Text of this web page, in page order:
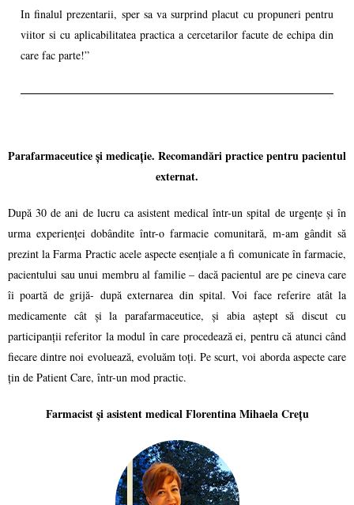
In finalul prezentarii, sper sa va surprind placut cu propuneri pentru
viitor si cu aplicabilitatea practica a cercetarilor facute de echipa din
care fac parte!”
Parafarmaceutice și medicație. Recomandări practice pentru pacientul
externat.
După 30 de ani de lucru ca asistent medical într-un spital de urgențe și în
urma experienței dobândite într-o farmacie comunitară, m-am gândit să
prezint la Farma Practic acele aspecte esențiale a fi comunicate în farmacie,
pacientului sau unui membru al familie – dacă pacientul are pe cineva care
îi poartă de grijă- după externarea din spital. Voi face referire atât la
medicamente cât și la parafarmaceutice, și abia aștept să discut cu
participanții referitor la modul în care procedează ei, pentru că atunci când
fiecare dintre noi evoluează, evoluăm toți. Pe scurt, voi aborda aspecte care
țin de Patient Care, într-un mod practic.
Farmacist și asistent medical Florentina Mihaela Crețu